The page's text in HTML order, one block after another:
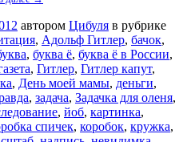
автором Цибуля в рубрике
, Адольф Гитлер, бачок,
, буква ё, буква ё в России,
, Гитлер, Гитлер капут,
, День моей мамы, деньги,
, задача, Задачка для оленя,
, йоб, картинка,
спичек, коробок, кружка,